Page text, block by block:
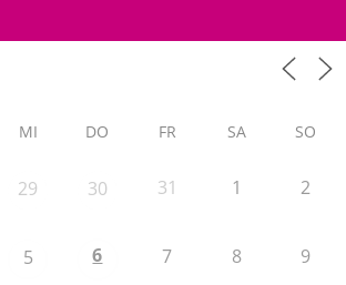
MI DO FR SA SO
29 30 31 1 2
5 6 7 8 9